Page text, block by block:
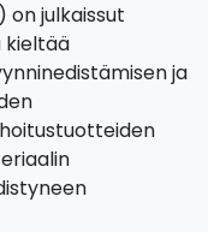
on julkaissut
kieltää
ja